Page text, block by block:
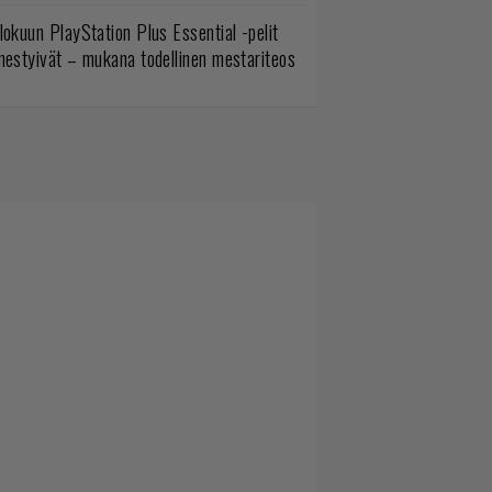
PlayStation Plus Essential -pelit
– mukana todellinen mestariteos